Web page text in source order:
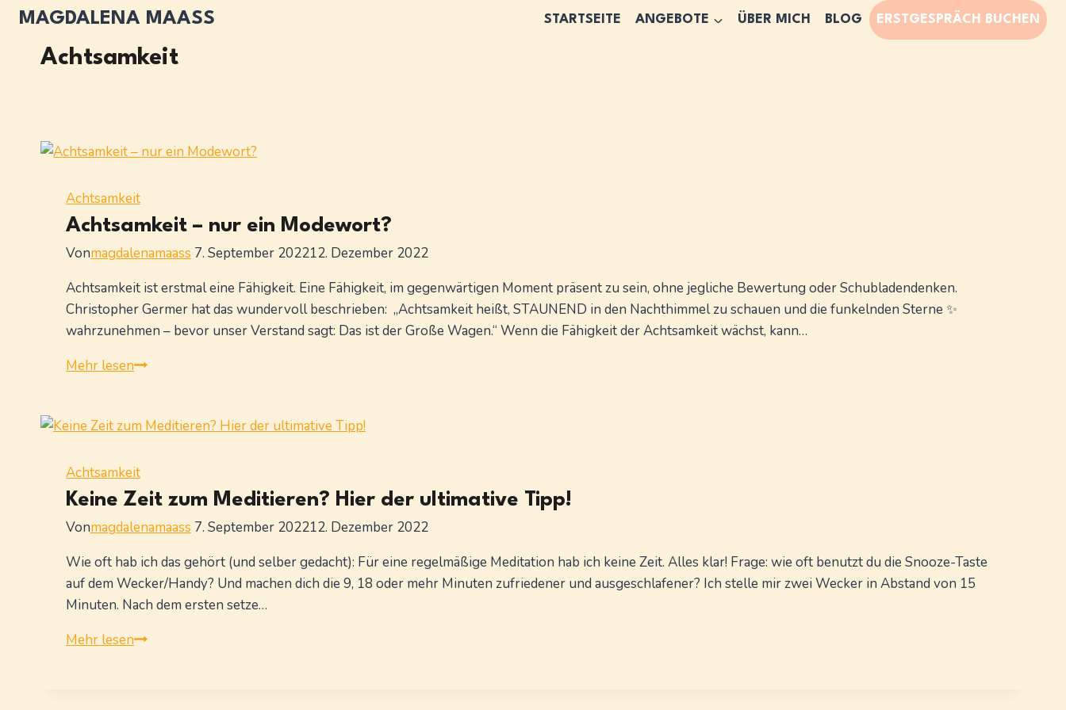
Zum
springen
MAGDALENA MAASS STARTSEITE ANGEBOTE ÜBER MICH BLOG ERSTGESPRÄCH BUCHEN
Achtsamkeit
Achtsamkeit
Achtsamkeit – nur ein Modewort?
Vonmagdalenamaass 7. September 202212. Dezember 2022
Achtsamkeit ist erstmal eine Fähigkeit. Eine Fähigkeit, im gegenwärtigen Moment präsent zu sein, ohne jegliche Bewertung oder Schubladendenken.
Christopher Germer hat das wundervoll beschrieben: „Achtsamkeit heißt, STAUNEND in den Nachthimmel zu schauen und die funkelnden Sterne ✨
wahrzunehmen – bevor unser Verstand sagt: Das ist der Große Wagen.“ Wenn die Fähigkeit der Achtsamkeit wächst, kann…
Mehr lesenAchtsamkeit
ein
Achtsamkeit
Keine Zeit zum Meditieren? Hier der ultimative Tipp!
Vonmagdalenamaass 7. September 202212. Dezember 2022
Wie oft hab ich das gehört (und selber gedacht): Für eine regelmäßige Meditation hab ich keine Zeit. Alles klar! Frage: wie oft benutzt du die Snooze-Taste
auf dem Wecker/Handy? Und machen dich die 9, 18 oder mehr Minuten zufriedener und ausgeschlafener? Ich stelle mir zwei Wecker in Abstand von 15
Minuten. Nach dem ersten setze…
Mehr lesenKeine